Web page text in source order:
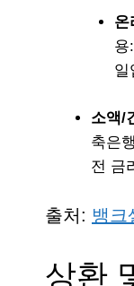
온
용
일
소액/
축은
전 금
출처: 뱅크
상환